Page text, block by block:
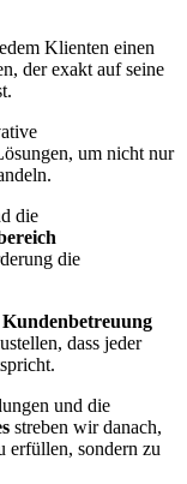
Klienten einen
der exakt auf seine
um nicht nur
die
die
dass jeder
und die
streben wir danach,
erfüllen, sondern zu